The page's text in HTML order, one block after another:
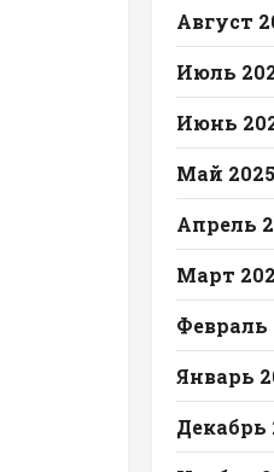
Август
Июль
Июнь
Май 2025
Апрель
Март
Февраль
Январь
Декабрь